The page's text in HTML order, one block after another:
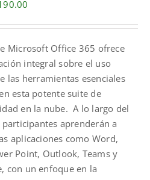
$190.00.
Microsoft Office 365 ofrece
integral sobre el uso
las herramientas esenciales
esta potente suite de
en la nube. A lo largo del
aprenderán a
aplicaciones como Word,
Point, Outlook, Teams y
con un enfoque en la